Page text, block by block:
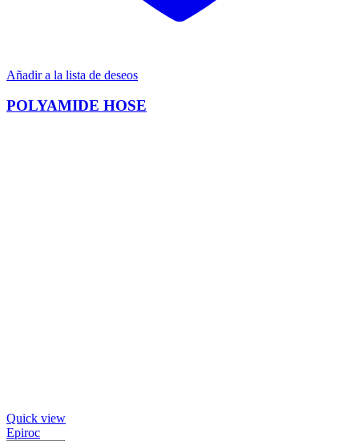
Añadir a la lista de deseos
POLYAMIDE HOSE
Quick view
Epiroc